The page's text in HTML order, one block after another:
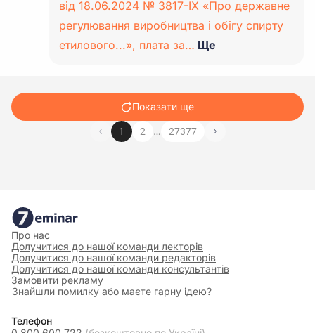
від 18.06.2024 № 3817-IX «Про державне
регулювання виробництва і обігу спирту
етилового...», плата за… Ще
Показати ще
1 2 … 27377
Про нас
Долучитися до нашої команди лекторів
Долучитися до нашої команди редакторів
Долучитися до нашої команди консультантів
Замовити рекламу
Знайшли помилку або маєте гарну ідею?
Телефон